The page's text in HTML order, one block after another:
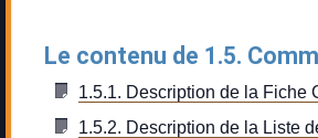
Le contenu de 1.5.
1.5.1. Description de la Fiche
1.5.2. Description de la Liste